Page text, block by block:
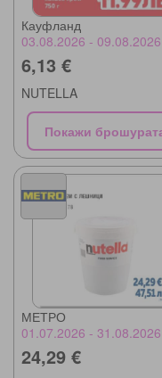
Кауфланд
03.08.2026 - 09.08.2026
6,13 €
NUTELLA
Покажи
МЕТРО
01.07.2026 - 31.08.2026
24,29 €